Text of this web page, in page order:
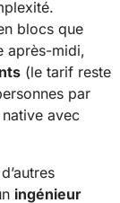
blocs que
après-midi,
(le tarif reste
par
avec
ingénieur